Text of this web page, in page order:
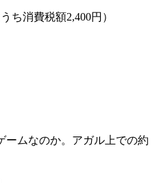
ち消費税額2,400円）
ームなのか。アガル上での約